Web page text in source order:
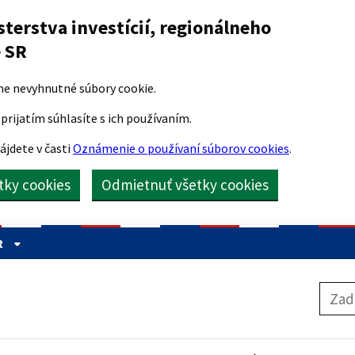
investícií, regionálneho
nevyhnutné súbory cookie.
súhlasíte s ich používaním.
v časti Oznámenie o používaní súborov cookies.
cookies Odmietnuť všetky cookies